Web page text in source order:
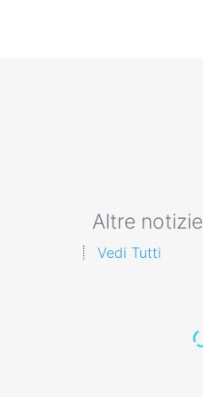
Altre notizie
Vedi Tutti